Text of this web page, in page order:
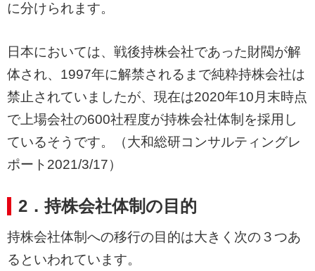
に分けられます。
日本においては、戦後持株会社であった財閥が解
体され、1997年に解禁されるまで純粋持株会社は
禁止されていましたが、現在は2020年10月末時点
で上場会社の600社程度が持株会社体制を採用し
ているそうです。（大和総研コンサルティングレ
ポート2021/3/17）
2．持株会社体制の目的
持株会社体制への移行の目的は大きく次の３つあ
るといわれています。